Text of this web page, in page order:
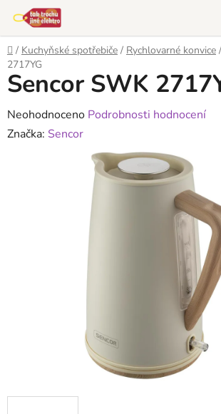
obsah
Domů
/ Kuchyňské spotřebiče / Rychlovarné konvice /
2717YG
Sencor SWK
Průměrné
hodnocení
Neohodnoceno Podrobnosti hodnocení
Značka: Sencor